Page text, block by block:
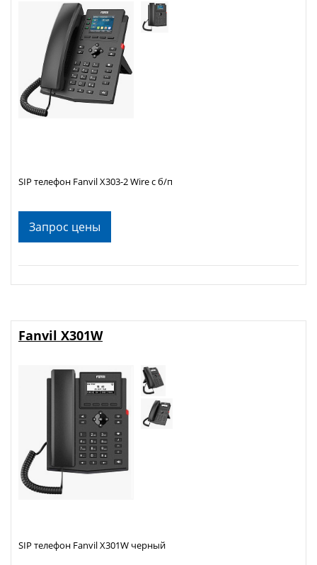
Запрос цены
SIP телефон Fanvil X303-2 Wire c б/п
Fanvil X301W
SIP телефон Fanvil X301W черный